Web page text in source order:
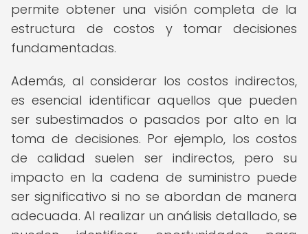
permite obtener una visión completa de la
estructura de costos y tomar decisiones
fundamentadas.
Además, al considerar los costos indirectos,
es esencial identificar aquellos que pueden
ser subestimados o pasados por alto en la
toma de decisiones. Por ejemplo, los costos
de calidad suelen ser indirectos, pero su
impacto en la cadena de suministro puede
ser significativo si no se abordan de manera
adecuada. Al realizar un análisis detallado, se